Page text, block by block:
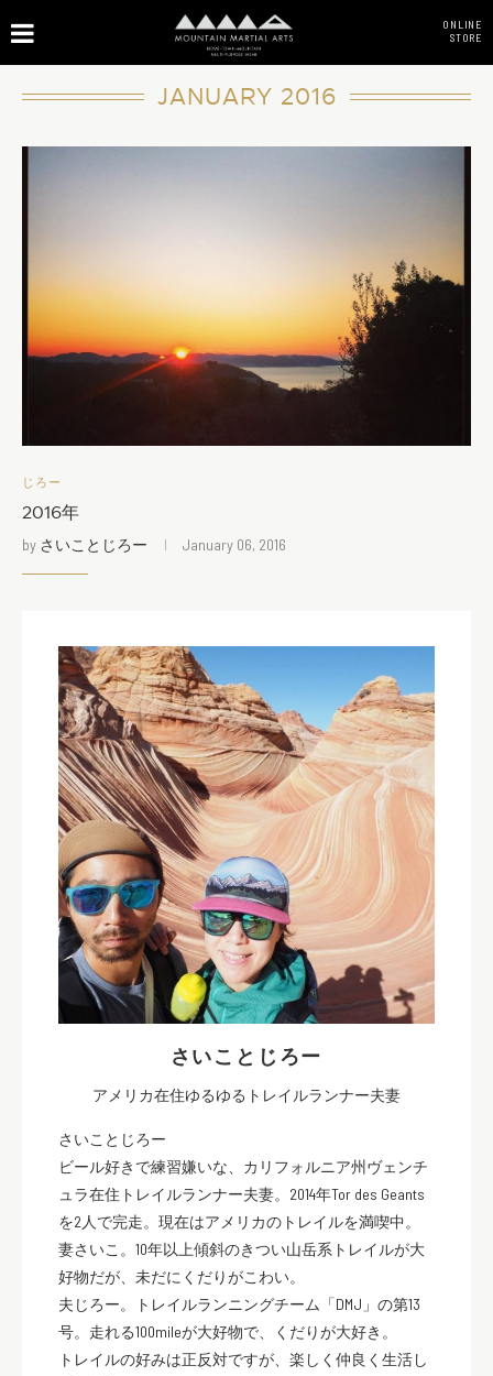
ONLINE
STORE
JANUARY 2016
じろー
2016年
by さいことじろー January 06, 2016
さいことじろー
アメリカ在住ゆるゆるトレイルランナー夫妻
さいことじろー
ビール好きで練習嫌いな、カリフォルニア州ヴェンチ
ュラ在住トレイルランナー夫妻。2014年Tor des Geants
を2人で完走。現在はアメリカのトレイルを満喫中。
妻さいこ。10年以上傾斜のきつい山岳系トレイルが大
好物だが、未だにくだりがこわい。
夫じろー。トレイルランニングチーム「DMJ」の第13
号。走れる100mileが大好物で、くだりが大好き。
トレイルの好みは正反対ですが、楽しく仲良く生活し